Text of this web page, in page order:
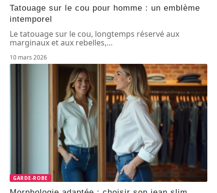
Tatouage sur le cou pour homme : un emblème
intemporel
Le tatouage sur le cou, longtemps réservé aux
marginaux et aux rebelles,…
10 mars 2026
GARDE-ROBE